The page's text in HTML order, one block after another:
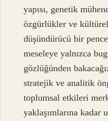
yapısı, genetik
özgürlükler ve
düşündürücü bir
meseleye yalnızca
gözlüğünden
stratejik ve analitik
toplumsal etkileri
yaklaşımlarına kadar